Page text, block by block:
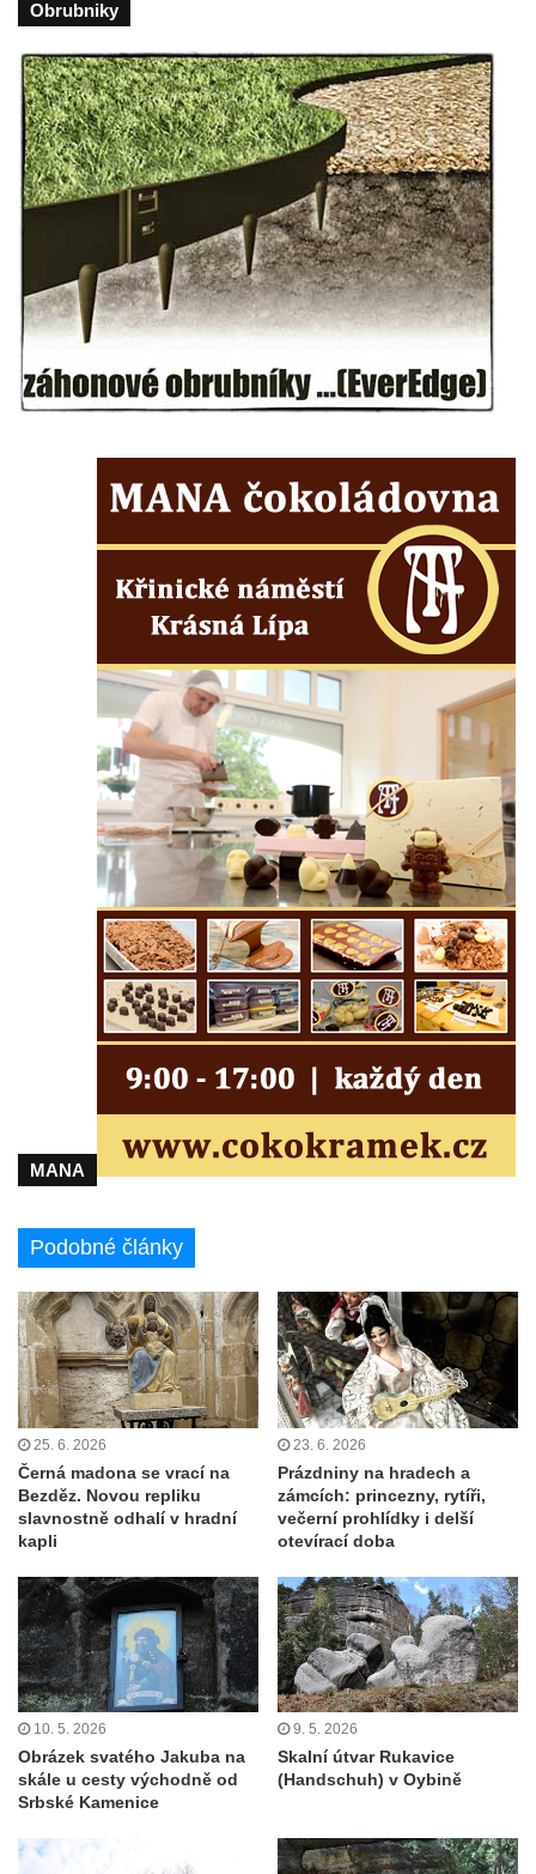
Obrubniky
MANA
Podobné články
25. 6. 2026
Černá madona se vrací na
Bezděz. Novou repliku
slavnostně odhalí v hradní
kapli
23. 6. 2026
Prázdniny na hradech a
zámcích: princezny, rytíři,
večerní prohlídky i delší
otevírací doba
10. 5. 2026
Obrázek svatého Jakuba na
skále u cesty východně od
Srbské Kamenice
9. 5. 2026
Skalní útvar Rukavice
(Handschuh) v Oybině